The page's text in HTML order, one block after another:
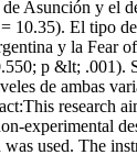
Asunción y el
10.35). El tipo
y la Fear
p &lt; .001).
de ambas
research
experimental
used. The